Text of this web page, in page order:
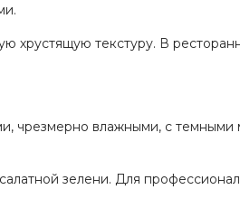
хрустящую текстуру. В
чрезмерно влажными, с темными
зелени. Для